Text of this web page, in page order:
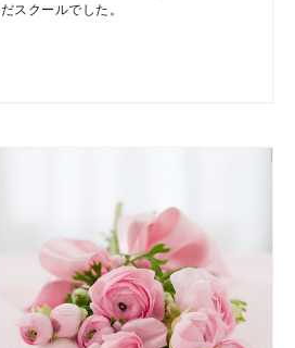
だスクールでした。